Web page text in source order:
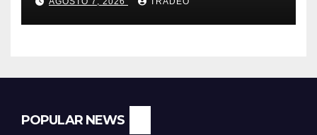
POPULAR NEWS